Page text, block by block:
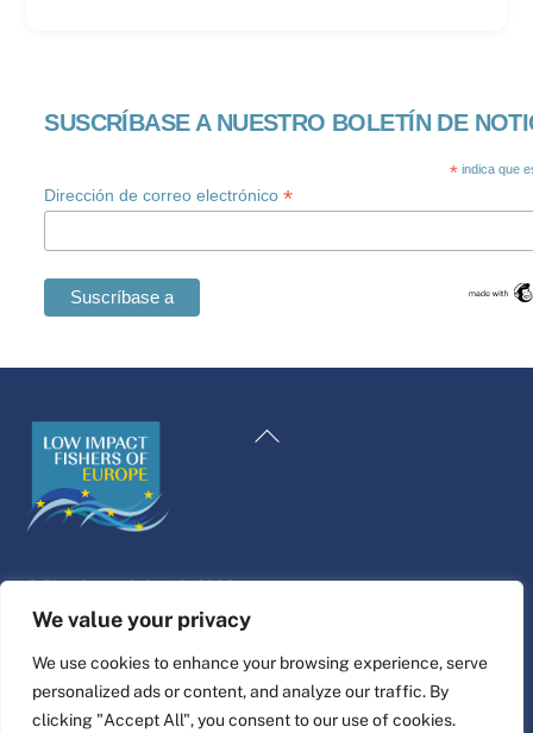
We value your privacy
We use cookies to enhance your browsing experience, serve
personalized ads or content, and analyze our traffic. By
clicking "Accept All", you consent to our use of cookies.
SUSCRÍBASE A NUESTRO BOLETÍN DE
* indica que
Dirección de correo electrónico*
Volver
©Plataforma de la vida2026
Diseño y construcción del sitio web por
Conectar
Croatian
Dutch
Swedish